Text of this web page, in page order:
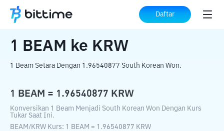
Daftar
Beranda Konverter Kripto BEAM KRW
1 BEAM ke KRW
1 Beam Setara Dengan 1.96540877 South Korean Won.
1 BEAM = 1.96540877 KRW
Konversikan 1 Beam Menjadi South Korean Won Dengan Kurs
Tukar Saat Ini.
BEAM/KRW Kurs: 1 BEAM = 1.96540877 KRW